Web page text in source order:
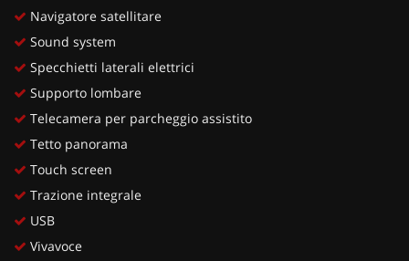
Navigatore satellitare
Sound system
Specchietti laterali elettrici
Supporto lombare
Telecamera per parcheggio assistito
Tetto panorama
Touch screen
Trazione integrale
USB
Vivavoce